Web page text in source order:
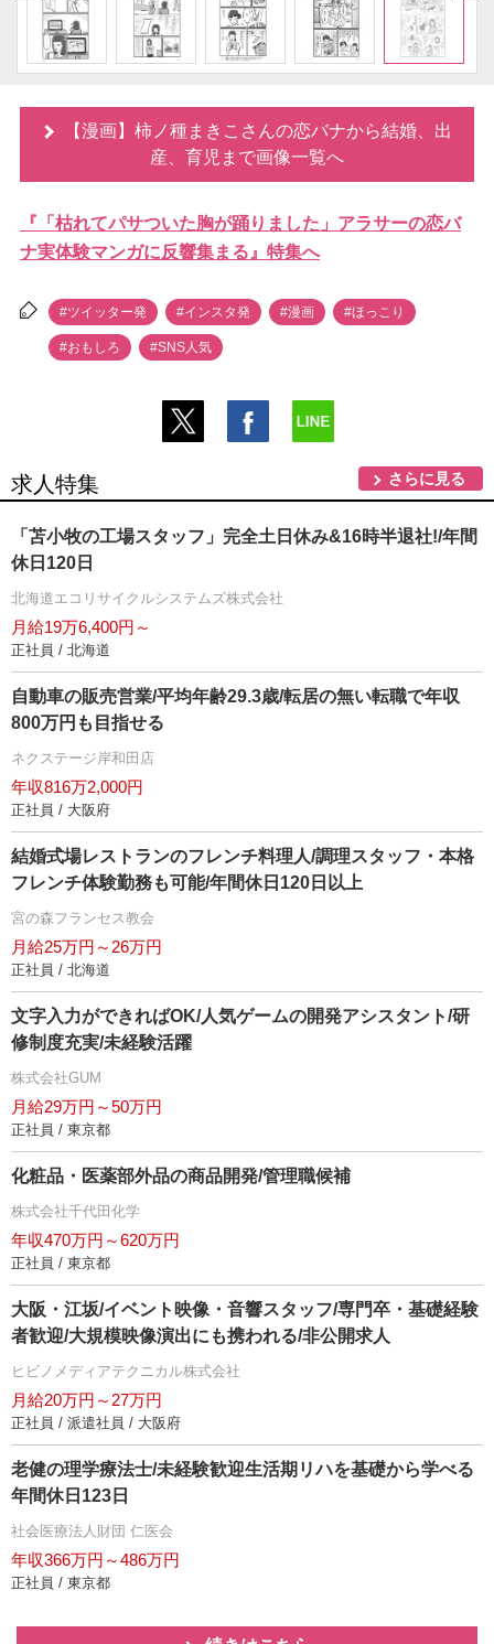
【漫画】柿ノ種まきこさんの恋バナから結婚、出
産、育児まで画像一覧へ
『「枯れてパサついた胸が踊りました」アラサーの恋バ
ナ実体験マンガに反響集まる』特集へ
#ツイッター発 #インスタ発 #漫画 #ほっこり
#おもしろ #SNS人気
求人特集 さらに見る
「苫小牧の工場スタッフ」完全土日休み&16時半退社!/年間
休日120日
北海道エコリサイクルシステムズ株式会社
月給19万6,400円～
正社員 / 北海道
自動車の販売営業/平均年齢29.3歳/転居の無い転職で年収
800万円も目指せる
ネクステージ岸和田店
年収816万2,000円
正社員 / 大阪府
結婚式場レストランのフレンチ料理人/調理スタッフ・本格
フレンチ体験勤務も可能/年間休日120日以上
宮の森フランセス教会
月給25万円～26万円
正社員 / 北海道
文字入力ができればOK/人気ゲームの開発アシスタント/研
修制度充実/未経験活躍
株式会社GUM
月給29万円～50万円
正社員 / 東京都
化粧品・医薬部外品の商品開発/管理職候補
株式会社千代田化学
年収470万円～620万円
正社員 / 東京都
大阪・江坂/イベント映像・音響スタッフ/専門卒・基礎経験
者歓迎/大規模映像演出にも携われる/非公開求人
ヒビノメディアテクニカル株式会社
月給20万円～27万円
正社員 / 派遣社員 / 大阪府
老健の理学療法士/未経験歓迎生活期リハを基礎から学べる
年間休日123日
社会医療法人財団 仁医会
年収366万円～486万円
正社員 / 東京都